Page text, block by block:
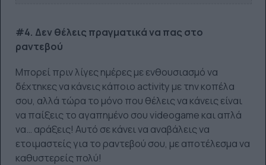
#4. Δεν θέλεις πραγματικά να πας στο
ραντεβού
Μπορεί πριν λίγες ημέρες με ενθουσιασμό να
δέχτηκες να κάνεις κάποιο activity με την κοπέλα
σου, αλλά τώρα το μόνο που θέλεις να κάνεις είναι
να παίξεις το αγαπημένο σου videogame και απλά
να… αράξεις! Αυτό σε κάνει να αναβάλεις να
ετοιμαστείς για το ραντεβού σου, με αποτέλεσμα να
καθυστερείς πολύ!